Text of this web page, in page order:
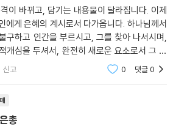
이 바뀌고, 담기는 내용물이 달라집니다. 이제
에게 은혜의 계시로서 다가옵니다. 하나님께서
구하고 인간을 부르시고, 그를 찾아 나서시며,
개심을 두셔서, 완전히 새로운 요소로서 그 분
니다. 일상, 직업, 음식, 옷이 더 이상 행위 언약
신고 0 댓글0
총